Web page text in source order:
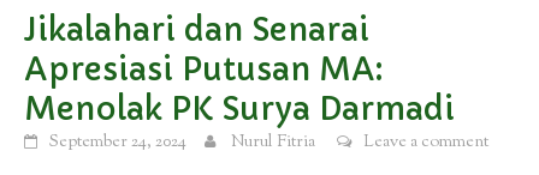
Jikalahari dan Senarai
Apresiasi Putusan MA:
Menolak PK Surya Darmadi
September 24, 2024 Nurul Fitria Leave a comment